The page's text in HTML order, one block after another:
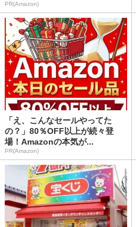
PR(Amazon)
「え、こんなセールやってた
の？」80％OFF以上が続々登
場！Amazonの本気が...
PR(Amazon)